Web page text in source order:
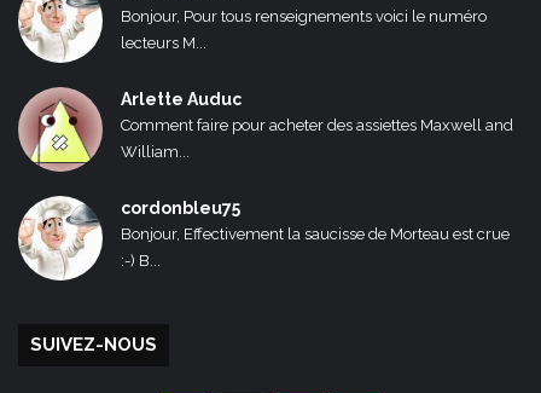
Bonjour, Pour tous renseignements voici le numéro
lecteurs M...
Arlette Auduc
Comment faire pour acheter des assiettes Maxwell and
William...
cordonbleu75
Bonjour, Effectivement la saucisse de Morteau est crue
:-) B...
SUIVEZ-NOUS